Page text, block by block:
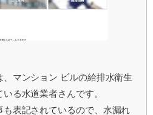
、マンション ビルの給排水衛生
る水道業者さんです。
表記されているので、水漏れ